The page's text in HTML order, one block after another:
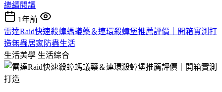
繼續閱讀
1年前
雷達Raid快速殺蟑螞蟻藥＆連環殺蟑堡推薦評價｜開箱實測打
造無蟲居家防蟲生活
生活美學 生活綜合